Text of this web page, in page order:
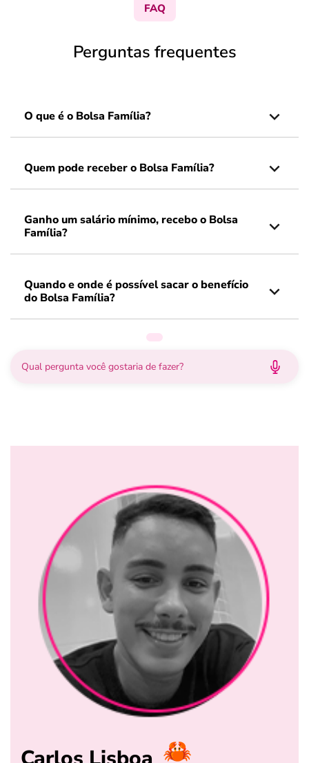
FAQ
Perguntas frequentes
O que é o Bolsa Família?
Quem pode receber o Bolsa Família?
Ganho um salário mínimo, recebo o Bolsa
Família?
Quando e onde é possível sacar o benefício
do Bolsa Família?